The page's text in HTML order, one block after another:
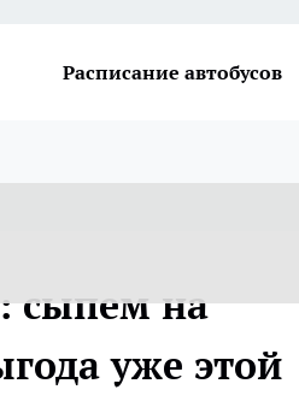
Расписание автобусов
сыпем на
уже этой